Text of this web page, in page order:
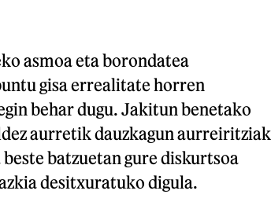
asmoa eta borondatea
gisa errealitate horren
behar dugu. Jakitun benetako
aurretik dauzkagun aurreiritziak
batzuetan gure diskurtsoa
desitxuratuko digula.